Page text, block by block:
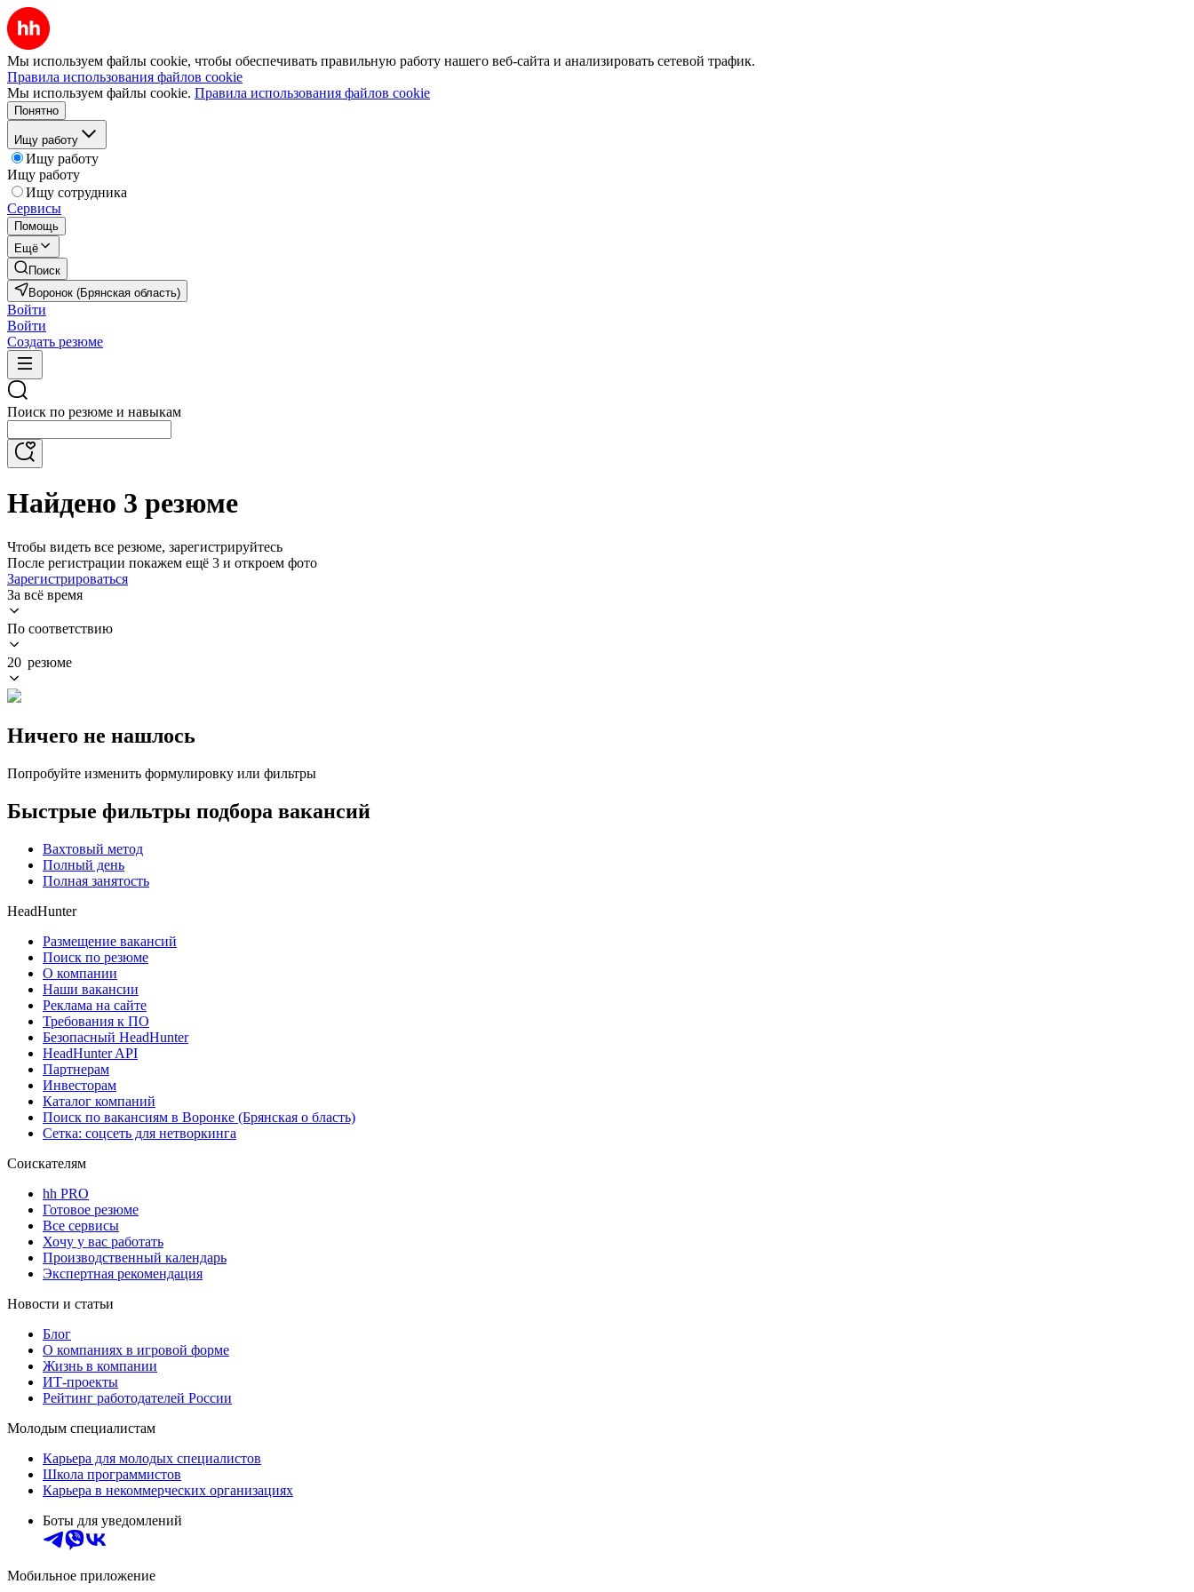
Мы используем файлы cookie, чтобы обеспечивать правильную работу нашего веб-сайта и анализировать сетевой трафик.
Правила использования файлов cookie
Мы используем файлы cookie. Правила использования файлов cookie
Понятно
Ищу работу
Ищу работу
Ищу работу
Ищу сотрудника
Сервисы
Помощь
Ещё
Поиск
Воронок (Брянская область)
Войти
Войти
Создать резюме
Поиск по резюме и навыкам
Найдено 3 резюме
Чтобы видеть все резюме, зарегистрируйтесь
После регистрации покажем ещё 3 и откроем фото
Зарегистрироваться
За всё время
По соответствию
20 резюме
Ничего не нашлось
Попробуйте изменить формулировку или фильтры
Быстрые фильтры подбора вакансий
Вахтовый метод
Полный день
Полная занятость
HeadHunter
Размещение вакансий
Поиск по резюме
О компании
Наши вакансии
Реклама на сайте
Требования к ПО
Безопасный HeadHunter
HeadHunter API
Партнерам
Инвесторам
Каталог компаний
Поиск по вакансиям в Воронке (Брянская о бласть)
Сетка: соцсеть для нетворкинга
Соискателям
hh PRO
Готовое резюме
Все сервисы
Хочу у вас работать
Производственный календарь
Экспертная рекомендация
Новости и статьи
Блог
О компаниях в игровой форме
Жизнь в компании
ИТ-проекты
Рейтинг работодателей России
Молодым специалистам
Карьера для молодых специалистов
Школа программистов
Карьера в некоммерческих организациях
Боты для уведомлений
Мобильное приложение